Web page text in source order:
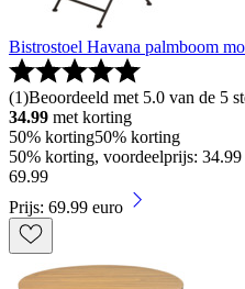
Bistrostoel Havana palmboom
(1)Beoordeeld met 5.0 van de 5
34.99 met korting
50% korting50% korting
50% korting, voordeelprijs:
69.99
Prijs: 69.99 euro